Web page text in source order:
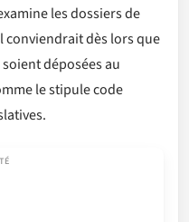
les dossiers de
conviendrait dès lors que
déposées au
le stipule code